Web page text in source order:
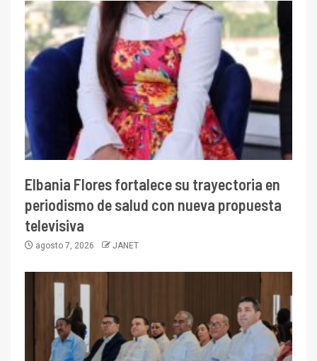
Elbania Flores fortalece su trayectoria en
periodismo de salud con nueva propuesta
televisiva
agosto 7, 2026 JANET